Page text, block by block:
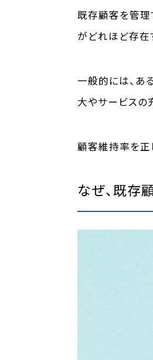
既存顧客を管理
がどれほど存在
一般的には、あ
大やサービスの
顧客維持率を正
なぜ、既存